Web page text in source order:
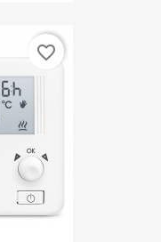
favorite_border